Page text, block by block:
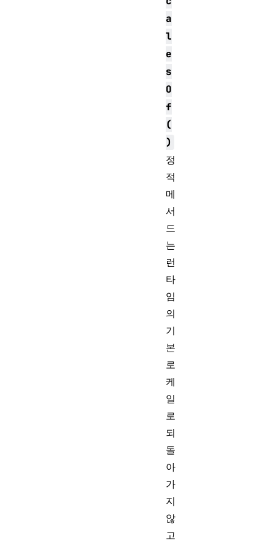
a
l
e
s
O
f
(
)
정
적
메
서
드
는
런
타
임
의
기
본
로
케
일
로
되
돌
아
가
지
않
고